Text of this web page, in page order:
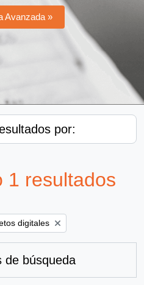
Avanzada »
por:
1 resultados
filter:digitales
de búsqueda